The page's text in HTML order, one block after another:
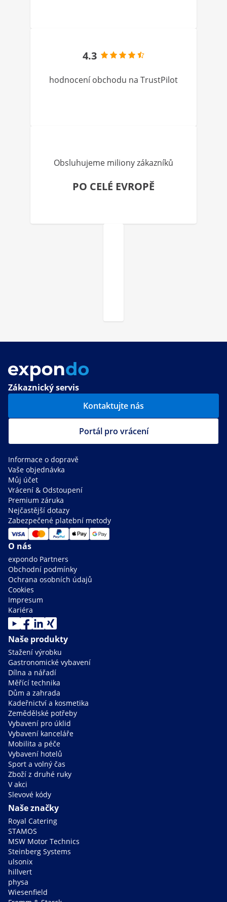
4.3
hodnocení obchodu na TrustPilot
Obsluhujeme miliony zákazníků
PO CELÉ EVROPĚ
Zákaznický servis
Kontaktujte nás
Portál pro vrácení
Informace o dopravě
Vaše objednávka
Můj účet
Vrácení & Odstoupení
Premium záruka
Nejčastější dotazy
Zabezpečené platební metody
O nás
expondo Partners
Obchodní podmínky
Ochrana osobních údajů
Cookies
Impresum
Kariéra
Naše produkty
Stažení výrobku
Gastronomické vybavení
Dílna a nářadí
Měřící technika
Dům a zahrada
Kadeřnictví a kosmetika
Zemědělské potřeby
Vybavení pro úklid
Vybavení kanceláře
Mobilita a péče
Vybavení hotelů
Sport a volný čas
Zboží z druhé ruky
V akci
Slevové kódy
Naše značky
Royal Catering
STAMOS
MSW Motor Technics
Steinberg Systems
ulsonix
hillvert
physa
Wiesenfield